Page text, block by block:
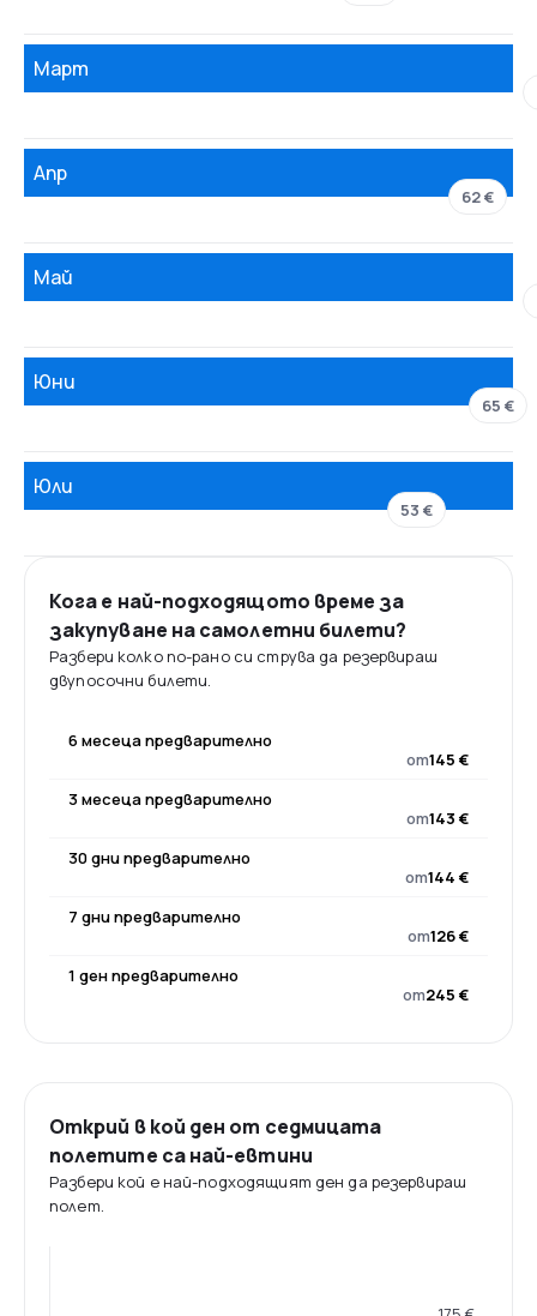
Март
Апр
62 €
Май
Юни
65 €
Юли
53 €
Кога е най-подходящото време за
закупуване на самолетни билети?
Разбери колко по-рано си струва да резервираш
двупосочни билети.
6 месеца предварително
от145 €
3 месеца предварително
от143 €
30 дни предварително
от144 €
7 дни предварително
от126 €
1 ден предварително
от245 €
Открий в кой ден от седмицата
полетите са най-евтини
Разбери кой е най-подходящият ден да резервираш
полет.